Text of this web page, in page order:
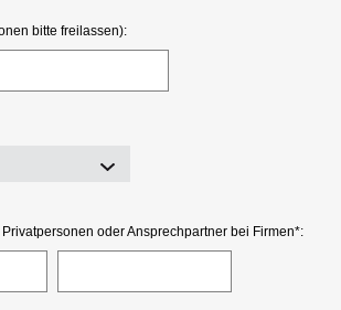
bitte freilassen):
oder Ansprechpartner bei Firmen*: